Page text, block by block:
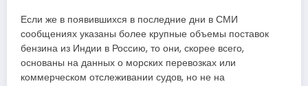
Если же в появившихся в последние дни в СМИ
сообщениях указаны более крупные объемы поставок
бензина из Индии в Россию, то они, скорее всего,
основаны на данных о морских перевозках или
коммерческом отслеживании судов, но не на